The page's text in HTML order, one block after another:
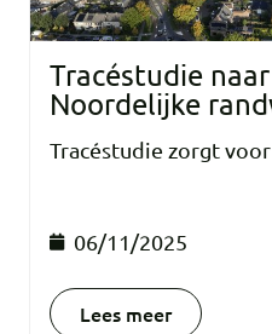
Tracéstudie
Noordelijke
Tracéstudie zorgt
06/11/2025
Lees meer